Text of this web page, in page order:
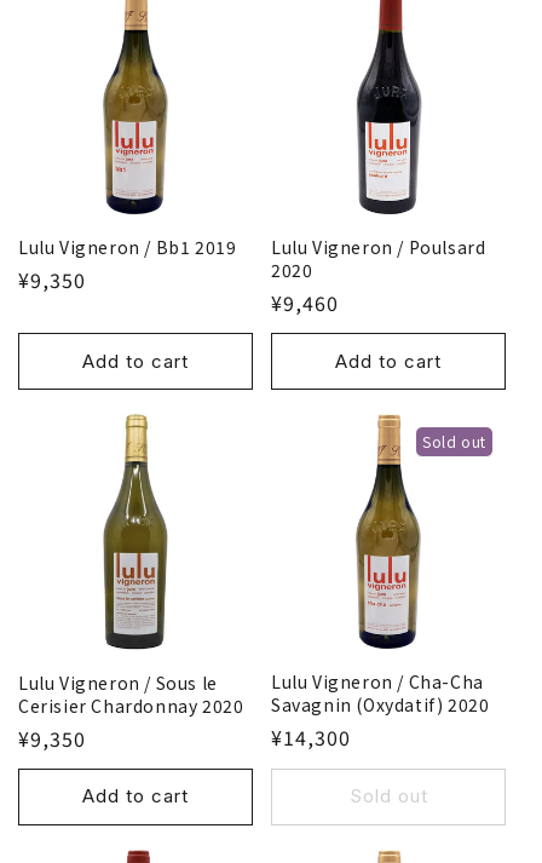
Lulu Vigneron / Bb1 2019
¥9,350
Add to cart
Lulu Vigneron / Poulsard
2020
¥9,460
Add to cart
Lulu Vigneron / Sous le
Cerisier Chardonnay 2020
¥9,350
Add to cart
Sold out
Lulu Vigneron / Cha-Cha
Savagnin (Oxydatif) 2020
¥14,300
Sold out